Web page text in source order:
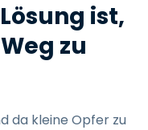
ist,
zu
da kleine Opfer zu